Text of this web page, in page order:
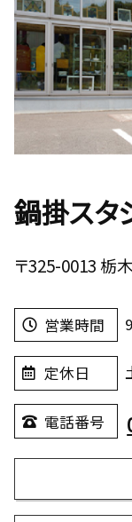
鍋掛スタ
〒325-0013 栃
営業時間
定休日
電話番号